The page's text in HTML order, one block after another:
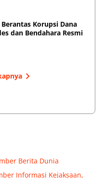
Korupsi Dana
dan Bendahara Resmi
Berita Dunia
Informasi Kejaksaan,